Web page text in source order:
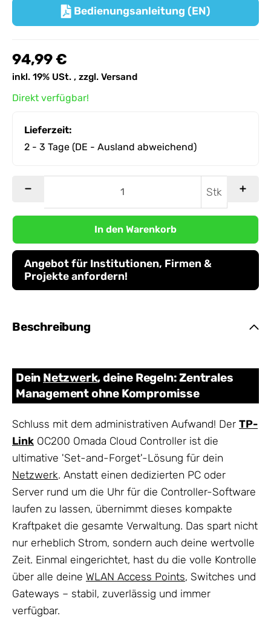
Bedienungsanleitung (EN)
94,99 €
inkl. 19% USt. , zzgl. Versand
Direkt verfügbar!
Lieferzeit:
2 - 3 Tage (DE - Ausland abweichend)
Stk
In den Warenkorb
Angebot für Institutionen, Firmen &
Projekte anfordern!
Beschreibung
Dein Netzwerk, deine Regeln: Zentrales
Management ohne Kompromisse
Schluss mit dem administrativen Aufwand! Der TP-
Link OC200 Omada Cloud Controller ist die
ultimative 'Set-and-Forget'-Lösung für dein
Netzwerk. Anstatt einen dedizierten PC oder
Server rund um die Uhr für die Controller-Software
laufen zu lassen, übernimmt dieses kompakte
Kraftpaket die gesamte Verwaltung. Das spart nicht
nur erheblich Strom, sondern auch deine wertvolle
Zeit. Einmal eingerichtet, hast du die volle Kontrolle
über alle deine WLAN Access Points, Switches und
Gateways – stabil, zuverlässig und immer
verfügbar.